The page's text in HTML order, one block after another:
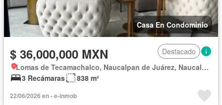
Casa En Condominio
$ 36,000,000 MXN
Destacado
Lomas de Tecamachalco, Naucalpan de Juárez, Naucalpan de Juárez
3 Recámaras
838 m²
22/06/2026 en - e-inmob